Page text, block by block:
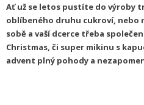
Ať už se letos pustíte do výroby
oblíbeného druhu cukroví, nebo
sobě a vaší dcerce třeba
Christmas, či super mikinu s
advent plný pohody a